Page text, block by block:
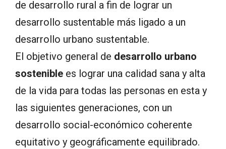
de desarrollo rural a fin de lograr un
desarrollo sustentable más ligado a un
desarrollo urbano sustentable.
El objetivo general de desarrollo urbano
sostenible es lograr una calidad sana y alta
de la vida para todas las personas en esta y
las siguientes generaciones, con un
desarrollo social-económico coherente
equitativo y geográficamente equilibrado.